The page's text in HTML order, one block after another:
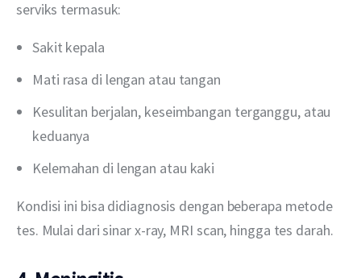
serviks termasuk:
Sakit kepala
Mati rasa di lengan atau tangan
Kesulitan berjalan, keseimbangan terganggu, atau
keduanya
Kelemahan di lengan atau kaki
Kondisi ini bisa didiagnosis dengan beberapa metode
tes. Mulai dari sinar x-ray, MRI scan, hingga tes darah.